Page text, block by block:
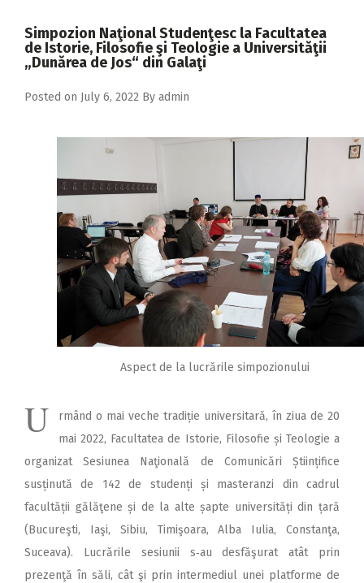
2017
2016
2015
Simpozion Naţional Studenţesc la Facultatea
de Istorie, Filosofie şi Teologie a Universităţii
„Dunărea de Jos“ din Galaţi
Posted on July 6, 2022 By admin
Aspect de la lucrările simpozionului
U
rmând o mai veche tradiție universitară, în ziua de 20
mai 2022, Facultatea de Istorie, Filosofie și Teologie a
organizat Sesiunea Naţională de Comunicări Științifice
susținută de 142 de studenți și masteranzi din cadrul
facultății gălăţene și de la alte șapte universități din țară
(Bucureşti, Iaşi, Sibiu, Timişoara, Alba Iulia, Constanţa,
Suceava). Lucrările sesiunii s‑au desfăşurat atât prin
prezenţă în săli, cât şi prin intermediul unei platforme de